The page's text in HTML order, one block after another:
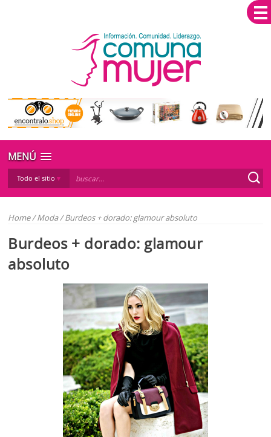
MENÚ
Todo el sitio
Home/Moda/Burdeos + dorado: glamour absoluto
Burdeos + dorado: glamour
absoluto